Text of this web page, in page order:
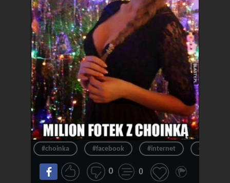
#choinka #facebook #internet #niedługo
0 0